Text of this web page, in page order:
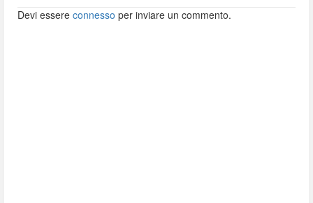
Devi essereconnesso per inviare un commento.